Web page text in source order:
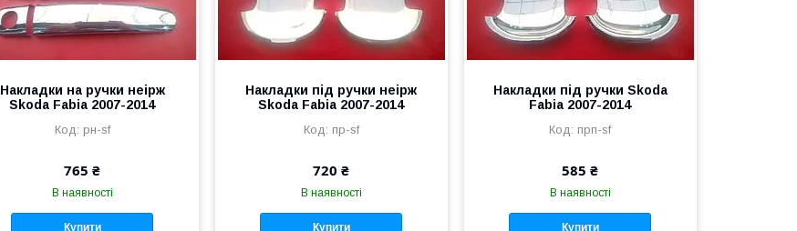
Накладки на ручки неірж
Skoda Fabia 2007-2014
рн-sf
765 ₴
В наявності
Купити
Накладки під ручки неірж
Skoda Fabia 2007-2014
пр-sf
720 ₴
В наявності
Купити
Накладки під ручки Skoda
Fabia 2007-2014
прп-sf
585 ₴
В наявності
Купити